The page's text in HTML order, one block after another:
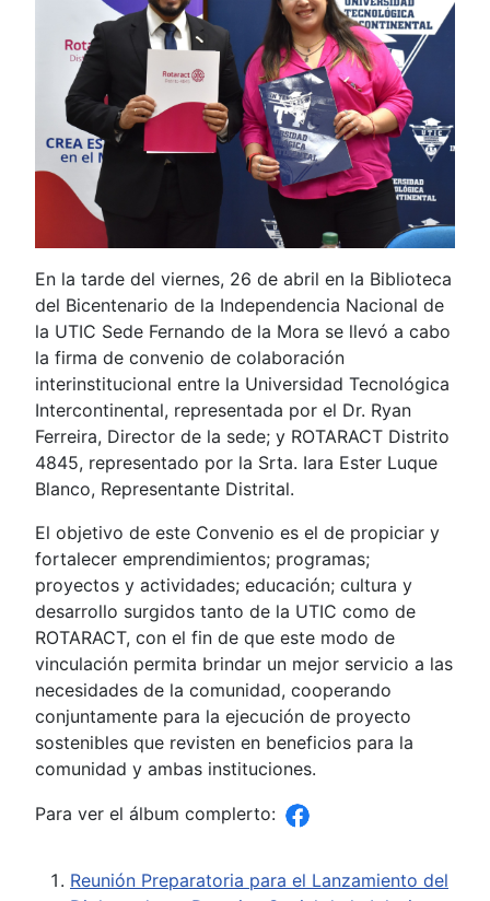
En la tarde del viernes, 26 de abril en la Biblioteca
del Bicentenario de la Independencia Nacional de
la UTIC Sede Fernando de la Mora se llevó a cabo
la firma de convenio de colaboración
interinstitucional entre la Universidad Tecnológica
Intercontinental, representada por el Dr. Ryan
Ferreira, Director de la sede; y ROTARACT Distrito
4845, representado por la Srta. Iara Ester Luque
Blanco, Representante Distrital.
El objetivo de este Convenio es el de propiciar y
fortalecer emprendimientos; programas;
proyectos y actividades; educación; cultura y
desarrollo surgidos tanto de la UTIC como de
ROTARACT, con el fin de que este modo de
vinculación permita brindar un mejor servicio a las
necesidades de la comunidad, cooperando
conjuntamente para la ejecución de proyecto
sostenibles que revisten en beneficios para la
comunidad y ambas instituciones.
Para ver el álbum complerto:
Reunión Preparatoria para el Lanzamiento del